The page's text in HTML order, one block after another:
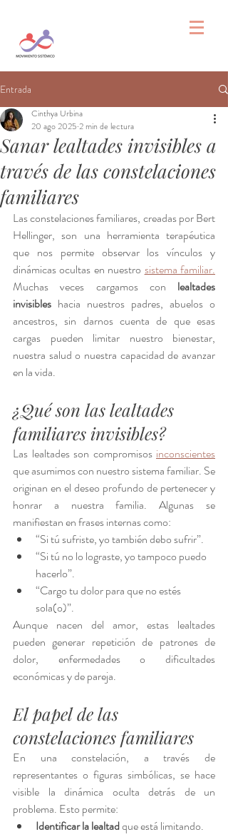
Entrada
Sanar lealtades invisibles a
través de las constelaciones
familiares
Cinthya Urbina
20 ago 2025 2 min de lectura
Las constelaciones familiares, creadas por Bert
Hellinger, son una herramienta terapéutica
que nos permite observar los vínculos y
dinámicas ocultas en nuestro sistema familiar.
Muchas veces cargamos con lealtades
invisibles hacia nuestros padres, abuelos o
ancestros, sin darnos cuenta de que esas
cargas pueden limitar nuestro bienestar,
nuestra salud o nuestra capacidad de avanzar
en la vida.
¿Qué son las lealtades
familiares invisibles?
Las lealtades son compromisos inconscientes
que asumimos con nuestro sistema familiar. Se
originan en el deseo profundo de pertenecer y
honrar a nuestra familia. Algunas se
manifiestan en frases internas como:
“Si tú sufriste, yo también debo sufrir”.
“Si tú no lo lograste, yo tampoco puedo
hacerlo”.
“Cargo tu dolor para que no estés
sola(o)”.
Aunque nacen del amor, estas lealtades
pueden generar repetición de patrones de
dolor, enfermedades o dificultades
económicas y de pareja.
El papel de las
constelaciones familiares
En una constelación, a través de
representantes o figuras simbólicas, se hace
visible la dinámica oculta detrás de un
problema. Esto permite:
Identificar la lealtad que está limitando.